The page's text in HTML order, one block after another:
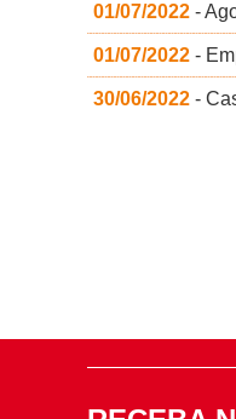
01/07/2022 -
01/07/2022 -
30/06/2022 -